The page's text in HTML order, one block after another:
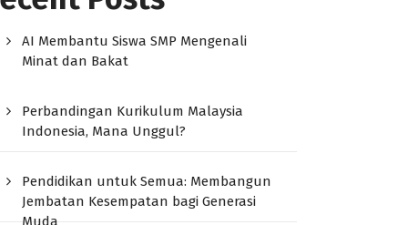
AI Membantu Siswa SMP Mengenali
Minat dan Bakat
Perbandingan Kurikulum Malaysia
Indonesia, Mana Unggul?
Pendidikan untuk Semua: Membangun
Jembatan Kesempatan bagi Generasi
Muda